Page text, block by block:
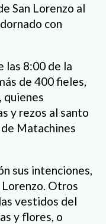
San Lorenzo al
con
las 8:00 de la
de 400 fieles,
quienes
y rezos al santo
Matachines
sus intenciones,
Otros
vestidos del
y flores, o